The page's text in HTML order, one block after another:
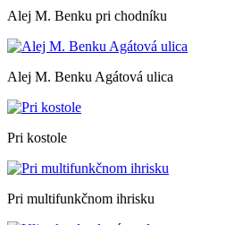
Alej M. Benku pri chodníku
Alej M. Benku Agátová ulica
Pri kostole
Pri multifunkčnom ihrisku